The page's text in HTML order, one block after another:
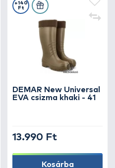
DEMAR New Universal
EVA csizma khaki - 41
+140
Ft
13.990 Ft
Kosárba